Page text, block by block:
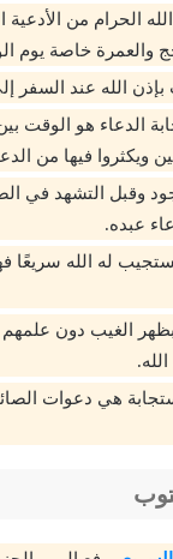
الحرام من الأدعية
والعمرة خاصة يوم
الله عند السفر
الدعاء هو الوقت بين
ويكثروا فيها من
وقبل التشهد في
عبده.
له الله سريعًا
بظهر الغيب دون علمهم
هي دعوات